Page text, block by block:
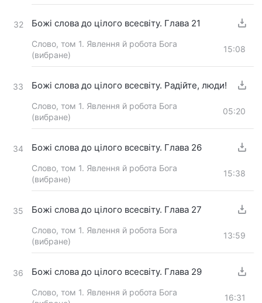
32 Божі слова до цілого всесвіту. Глава 21
Слово, том 1. Явлення й робота Бога
(вибране)
15:08
33 Божі слова до цілого всесвіту. Радійте, люди!
Слово, том 1. Явлення й робота Бога
(вибране)
05:20
34 Божі слова до цілого всесвіту. Глава 26
Слово, том 1. Явлення й робота Бога
(вибране)
15:38
35 Божі слова до цілого всесвіту. Глава 27
Слово, том 1. Явлення й робота Бога
(вибране)
13:59
36 Божі слова до цілого всесвіту. Глава 29
Слово, том 1. Явлення й робота Бога
16:31